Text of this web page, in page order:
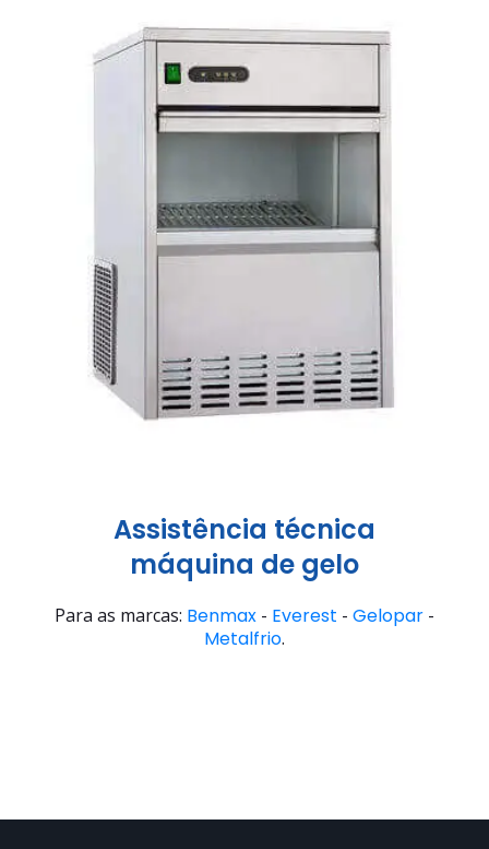
Assistência técnica
máquina de gelo
Para as marcas: Benmax - Everest - Gelopar -
Metalfrio.